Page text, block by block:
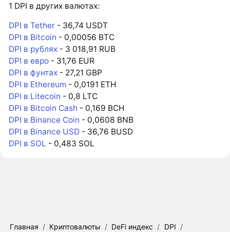
1 DPI в других валютах:
DPI в Tether - 36,74 USDT
DPI в Bitcoin - 0,00056 BTC
DPI в рублях - 3 018,91 RUB
DPI в евро - 31,76 EUR
DPI в фунтах - 27,21 GBP
DPI в Ethereum - 0,0191 ETH
DPI в Litecoin - 0,8 LTC
DPI в Bitcoin Cash - 0,169 BCH
DPI в Binance Coin - 0,0608 BNB
DPI в Binance USD - 36,76 BUSD
DPI в SOL - 0,483 SOL
Главная / Криптовалюты / DeFi индекс / DPI /